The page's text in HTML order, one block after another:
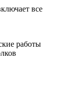
все
работы